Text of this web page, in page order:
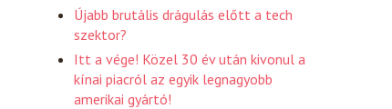
Újabb brutális drágulás előtt a tech
szektor?
Itt a vége! Közel 30 év után kivonul a
kínai piacról az egyik legnagyobb
amerikai gyártó!